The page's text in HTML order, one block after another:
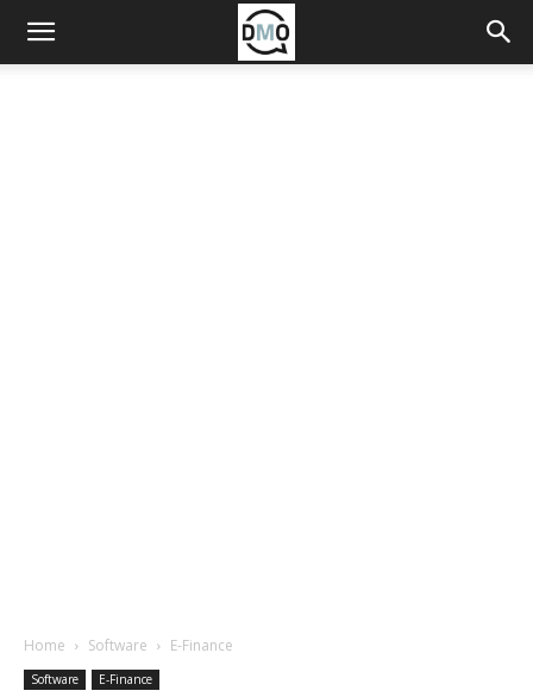
Home Software E-Finance
Software E-Finance